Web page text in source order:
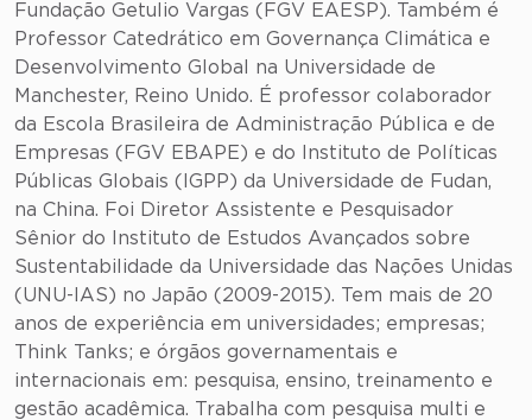
Fundação Getulio Vargas (FGV EAESP). Também é
Professor Catedrático em Governança Climática e
Desenvolvimento Global na Universidade de
Manchester, Reino Unido. É professor colaborador
da Escola Brasileira de Administração Pública e de
Empresas (FGV EBAPE) e do Instituto de Políticas
Públicas Globais (IGPP) da Universidade de Fudan,
na China. Foi Diretor Assistente e Pesquisador
Sênior do Instituto de Estudos Avançados sobre
Sustentabilidade da Universidade das Nações Unidas
(UNU-IAS) no Japão (2009-2015). Tem mais de 20
anos de experiência em universidades; empresas;
Think Tanks; e órgãos governamentais e
internacionais em: pesquisa, ensino, treinamento e
gestão acadêmica. Trabalha com pesquisa multi e